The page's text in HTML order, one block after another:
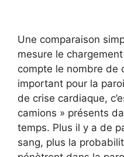
Une comparaison
mesure le
compte le nombre de
important pour la
de crise cardiaque,
camions » présents
temps. Plus il y a de
sang, plus la